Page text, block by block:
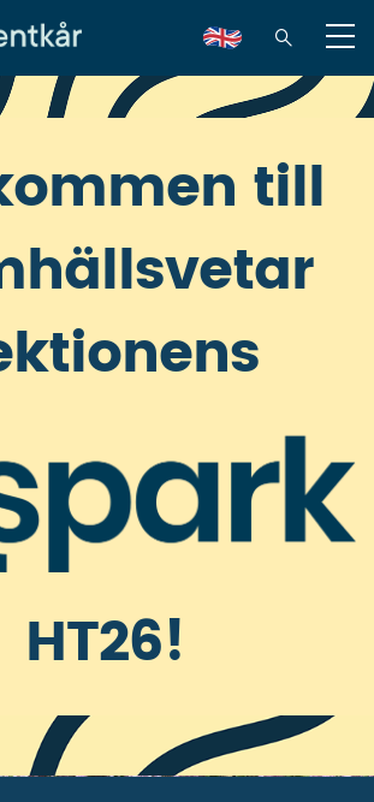
en
till
HT26!